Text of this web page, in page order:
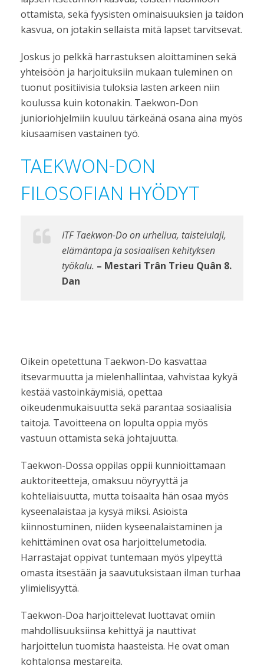
ottamista, sekä fyysisten ominaisuuksien ja taidon
kasvua, on jotakin sellaista mitä lapset tarvitsevat.
Joskus jo pelkkä harrastuksen aloittaminen sekä
yhteisöön ja harjoituksiin mukaan tuleminen on
tuonut positiivisia tuloksia lasten arkeen niin
koulussa kuin kotonakin. Taekwon-Don
junioriohjelmiin kuuluu tärkeänä osana aina myös
kiusaamisen vastainen työ.
TAEKWON-DON
FILOSOFIAN HYÖDYT
ITF Taekwon-Do on urheilua, taistelulaji,
elämäntapa ja sosiaalisen kehityksen
työkalu. – Mestari Trân Trieu Quân 8.
Dan
Oikein opetettuna Taekwon-Do kasvattaa
itsevarmuutta ja mielenhallintaa, vahvistaa kykyä
kestää vastoinkäymisiä, opettaa
oikeudenmukaisuutta sekä parantaa sosiaalisia
taitoja. Tavoitteena on lopulta oppia myös
vastuun ottamista sekä johtajuutta.
Taekwon-Dossa oppilas oppii kunnioittamaan
auktoriteetteja, omaksuu nöyryyttä ja
kohteliaisuutta, mutta toisaalta hän osaa myös
kyseenalaistaa ja kysyä miksi. Asioista
kiinnostuminen, niiden kyseenalaistaminen ja
kehittäminen ovat osa harjoittelumetodia.
Harrastajat oppivat tuntemaan myös ylpeyttä
omasta itsestään ja saavutuksistaan ilman turhaa
ylimielisyyttä.
Taekwon-Doa harjoittelevat luottavat omiin
mahdollisuuksiinsa kehittyä ja nauttivat
harjoittelun tuomista haasteista. He ovat oman
kohtalonsa mestareita.